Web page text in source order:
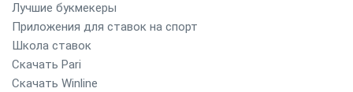
Лучшие букмекеры
Приложения для ставок на спорт
Школа ставок
Скачать Pari
Скачать Winline